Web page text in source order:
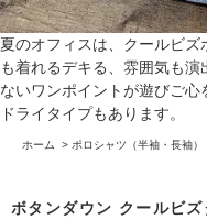
夏のオフィスは、クールビ
も着れるデキる、雰囲気も
ないワンポイントが遊びご
ドライタイプもあります。
ホーム > ポロシャツ（半袖・長袖）
ボタンダウン クールビズ